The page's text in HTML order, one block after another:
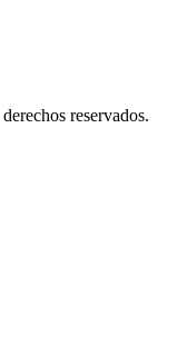
reservados.